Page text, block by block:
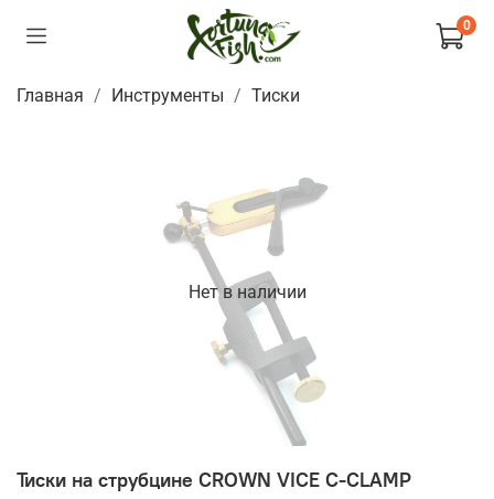
0
Главная Инструменты Тиски
Нет в наличии
Тиски на струбцине CROWN VICE C-CLAMP